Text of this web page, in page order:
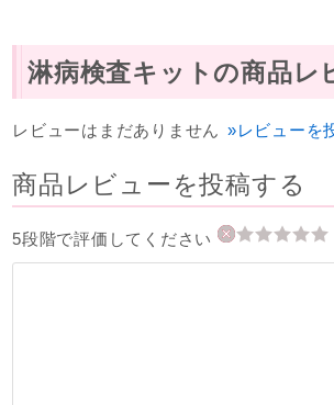
淋病検査キットの商品レ
レビューはまだありません »レビューを
商品レビューを投稿する
5段階で評価してください